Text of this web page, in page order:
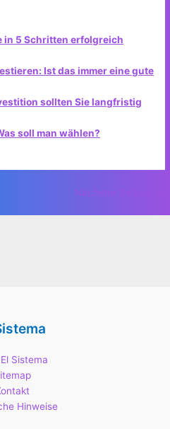
in 5 Schritten erfolgreich
Ist das immer eine gute
sollten Sie langfristig
soll man wählen?
Nächster Beitrag
Sistema
Hinweise